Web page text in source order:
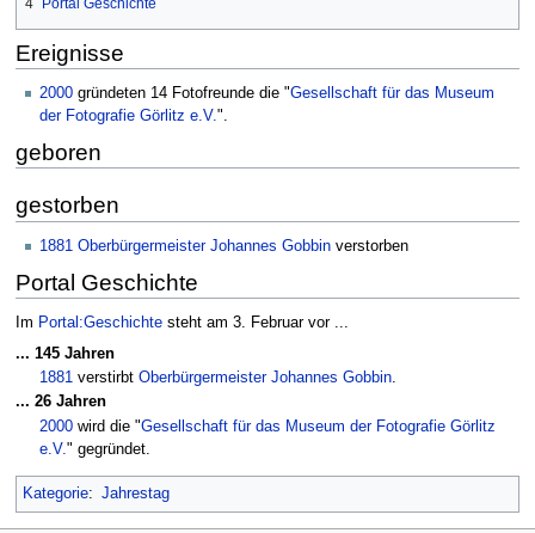
4
Portal Geschichte
Ereignisse
2000 gründeten 14 Fotofreunde die "Gesellschaft für das Museum
der Fotografie Görlitz e.V.".
geboren
gestorben
1881 Oberbürgermeister Johannes Gobbin verstorben
Portal Geschichte
Im Portal:Geschichtesteht am 3. Februar vor ...
... 145 Jahren
1881 verstirbt Oberbürgermeister Johannes Gobbin.
... 26 Jahren
2000 wird die "Gesellschaft für das Museum der Fotografie Görlitz
e.V. " gegründet.
Kategorie: Jahrestag